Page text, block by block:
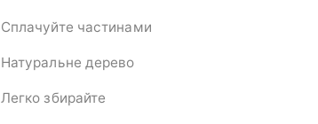
Сплачуйте частинами
Натуральне дерево
Легко збирайте